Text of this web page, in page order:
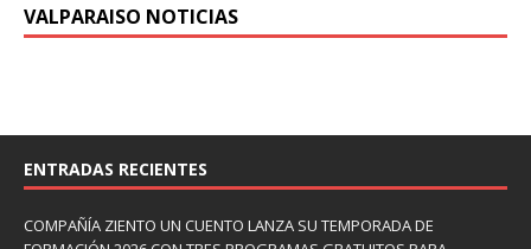
VALPARAISO NOTICIAS
ENTRADAS RECIENTES
COMPAÑÍA ZIENTO UN CUENTO LANZA SU TEMPORADA DE